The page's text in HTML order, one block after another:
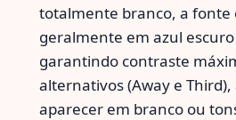
totalmente branco, a fonte
geralmente em azul
garantindo contraste
alternativos (Away e
aparecer em branco ou